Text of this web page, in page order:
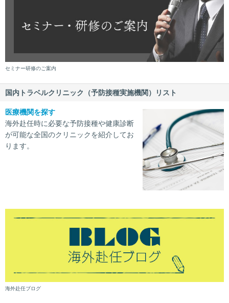
セミナー研修のご案内
国内トラベルクリニック（予防接種実施機関）リスト
医療機関を探す
海外赴任時に必要な予防接種や健康診断
が可能な全国のクリニックを紹介してお
ります。
海外赴任ブログ